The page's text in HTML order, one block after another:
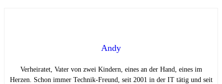
Andy
Verheiratet, Vater von zwei Kindern, eines an der Hand, eines im
Herzen. Schon immer Technik-Freund, seit 2001 in der IT tätig und seit